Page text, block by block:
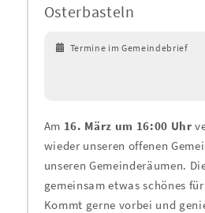
Osterbasteln
Termine im Gemeindebrief
Am 16. März um 16:00 Uhr
wieder unseren offenen
unseren Gemeinderäumen.
gemeinsam etwas schönes
Kommt gerne vorbei und